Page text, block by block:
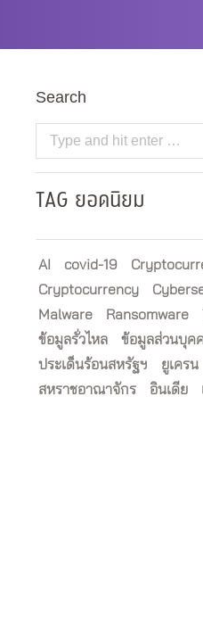
Search
Search:
TAG ยอดนิยม
AI covid-19
Cryptocurrency
Malware
Ransomware
ข้อมูลรั่วไหล
ข้อมูลส่วนบุค
ประเด็นร้อนสหรัฐฯ
ยูเครน
สหราชอาณาจักร
อินเดีย